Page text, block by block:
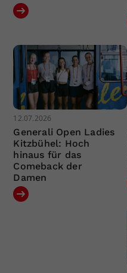
12.07.2026
Generali Open Ladies
Kitzbühel: Hoch
hinaus für das
Comeback der
Damen